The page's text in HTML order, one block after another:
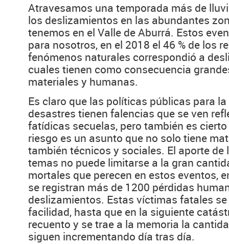
Atravesamos una temporada más de
los deslizamientos en las abundantes
tenemos en el Valle de Aburrá. Estos
para nosotros, en el 2018 el 46 % de los
fenómenos naturales correspondió a
cuales tienen como consecuencia
materiales y humanas.
Es claro que las políticas públicas para
desastres tienen falencias que se ven
fatídicas secuelas, pero también es
riesgo es un asunto que no solo tiene
también técnicos y sociales. El aporte de
temas no puede limitarse a la gran
mortales que perecen en estos eventos,
se registran más de 1200 pérdidas
deslizamientos. Estas víctimas fatales
facilidad, hasta que en la siguiente
recuento y se trae a la memoria la
siguen incrementando día tras día.